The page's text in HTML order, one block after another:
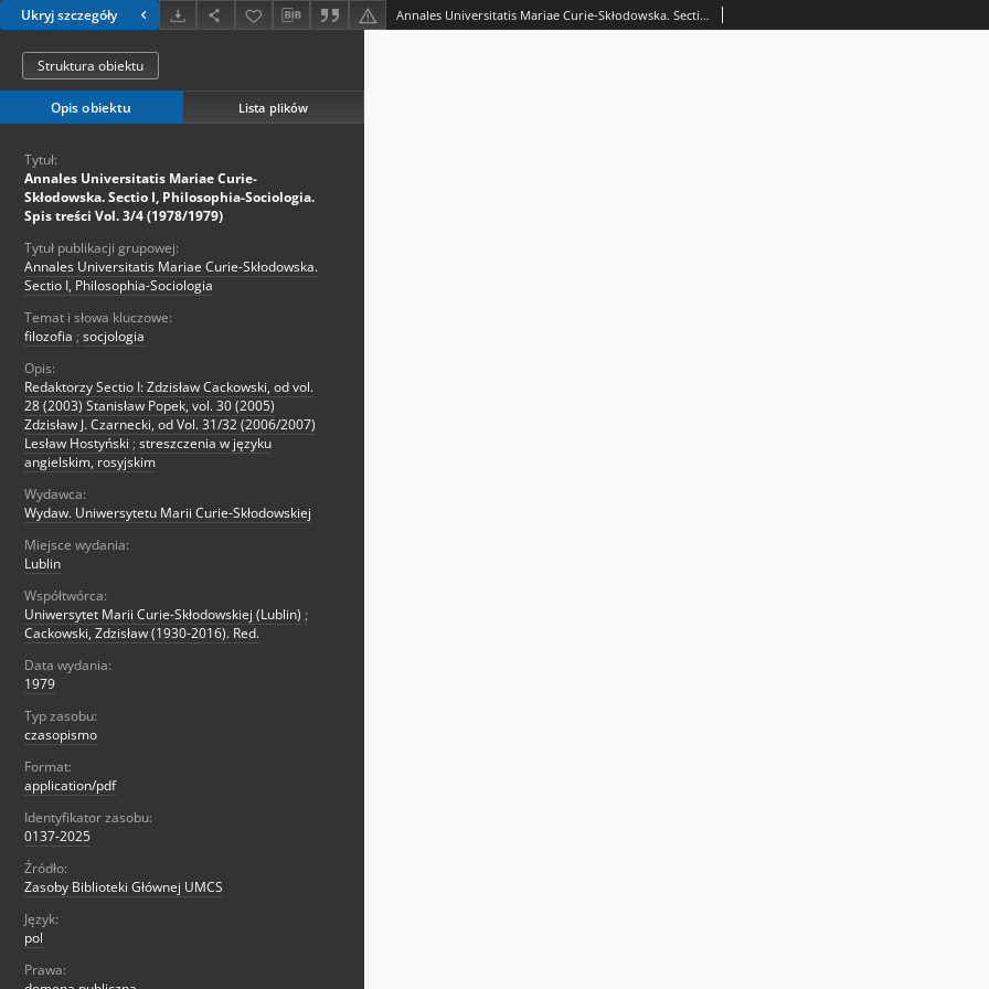
Ukryj szczegóły Annales Universitatis Mariae Curie-Skłodowska. Sectio I, Philosophia-Sociologia. Spis treści Vol. 3/4 (1978/1979)
Struktura obiektu
Opis obiektu Lista plików
Tytuł:
Annales Universitatis Mariae Curie-
Skłodowska. Sectio I, Philosophia-Sociologia.
Spis treści Vol. 3/4 (1978/1979)
Tytuł publikacji grupowej:
Annales Universitatis Mariae Curie-Skłodowska.
Sectio I, Philosophia-Sociologia
Temat i słowa kluczowe:
filozofia ; socjologia
Opis:
Redaktorzy Sectio I: Zdzisław Cackowski, od vol.
28 (2003) Stanisław Popek, vol. 30 (2005)
Zdzisław J. Czarnecki, od Vol. 31/32 (2006/2007)
Lesław Hostyński ; streszczenia w języku
angielskim, rosyjskim
Wydawca:
Wydaw. Uniwersytetu Marii Curie-Skłodowskiej
Miejsce wydania:
Lublin
Współtwórca:
Uniwersytet Marii Curie-Skłodowskiej (Lublin) ;
Cackowski, Zdzisław (1930-2016). Red.
Data wydania:
1979
Typ zasobu:
czasopismo
Format:
application/pdf
Identyfikator zasobu:
0137-2025
Źródło:
Zasoby Biblioteki Głównej UMCS
Język:
pol
Prawa: